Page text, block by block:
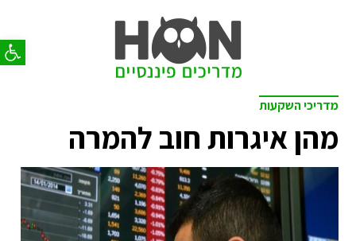
פתח
מדריכי השקעות
מהן איגרות חוב להמרה